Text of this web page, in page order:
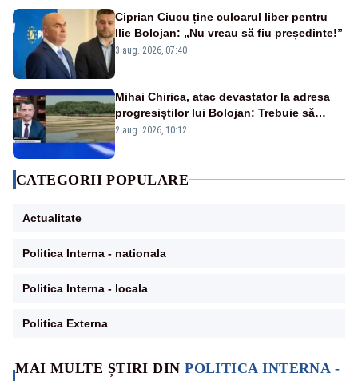
MAI MULTE ȘTIRI DINPOLITICA INTERNA -
Ciprian Ciucu ține culoarul liber pentru
Ilie Bolojan: „Nu vreau să fiu președinte!”
3 aug. 2026, 07:40
Mihai Chirica, atac devastator la adresa
progresiștilor lui Bolojan: Trebuie să
protejăm și natura, dar nu șținem omaneii
2 aug. 2026, 10:12
CATEGORII POPULARE
Actualitate
Politica Interna - nationala
Politica Interna - locala
Politica Externa